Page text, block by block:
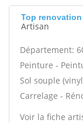
Top
Artisan
Département:
Peinture -
Sol souple
Carrelage -
Voir la fiche